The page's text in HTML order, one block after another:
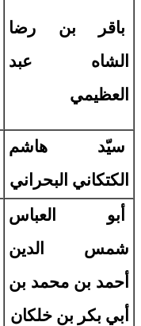
باقر بن رضا
الشاه عبد
العظيمي
سيّد هاشم
الكتكاني البحراني
أبو العباس
شمس الدين
أحمد بن محمد بن
أبي بكر بن خلكان